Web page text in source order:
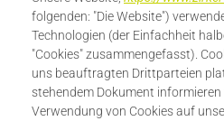
folgenden: "Die Website")
Technologien (der Einfachheit
"Cookies" zusammengefasst).
uns beauftragten Drittparteien
stehendem Dokument
Verwendung von Cookies auf